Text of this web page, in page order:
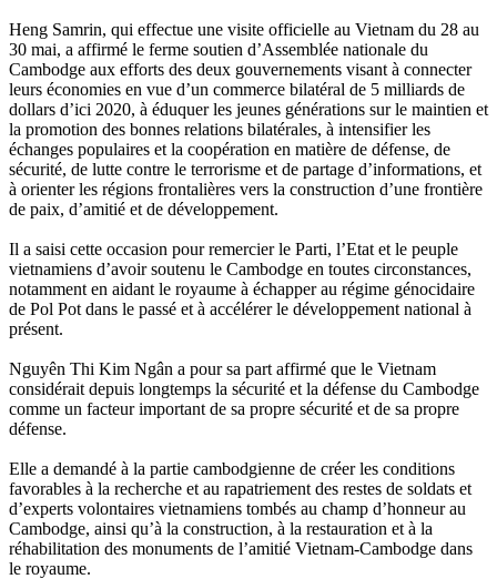
Heng Samrin, qui effectue une visite officielle au Vietnam du 28 au
30 mai, a affirmé le ferme soutien d’Assemblée nationale du
Cambodge aux efforts des deux gouvernements visant à connecter
leurs économies en vue d’un commerce bilatéral de 5 milliards de
dollars d’ici 2020, à éduquer les jeunes générations sur le maintien et
la promotion des bonnes relations bilatérales, à intensifier les
échanges populaires et la coopération en matière de défense, de
sécurité, de lutte contre le terrorisme et de partage d’informations, et
à orienter les régions frontalières vers la construction d’une frontière
de paix, d’amitié et de développement.
Il a saisi cette occasion pour remercier le Parti, l’Etat et le peuple
vietnamiens d’avoir soutenu le Cambodge en toutes circonstances,
notamment en aidant le royaume à échapper au régime génocidaire
de Pol Pot dans le passé et à accélérer le développement national à
présent.
Nguyên Thi Kim Ngân a pour sa part affirmé que le Vietnam
considérait depuis longtemps la sécurité et la défense du Cambodge
comme un facteur important de sa propre sécurité et de sa propre
défense.
Elle a demandé à la partie cambodgienne de créer les conditions
favorables à la recherche et au rapatriement des restes de soldats et
d’experts volontaires vietnamiens tombés au champ d’honneur au
Cambodge, ainsi qu’à la construction, à la restauration et à la
réhabilitation des monuments de l’amitié Vietnam-Cambodge dans
le royaume.